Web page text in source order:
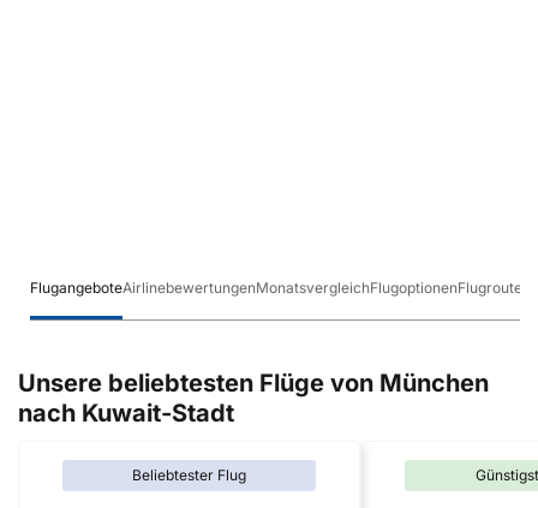
FlugangeboteAirlinebewertungenMonatsvergleichFlugoptionenFlugrouten
Unsere beliebtesten Flüge von München
nach Kuwait-Stadt
Beliebtester Flug